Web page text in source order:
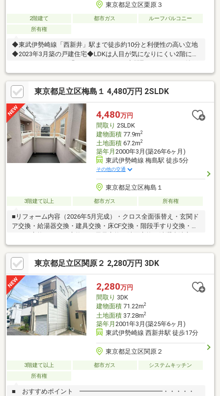
東京都足立区栗原３
2階建て 都市ガス
ルーフバルコニー
所有権
◆東武伊勢崎線「西新井」駅まで徒歩約10分と利便性の高い立地
◆2023年3月築の戸建住宅◆LDKは人目が気になりにくい2階に設
は居室としても利用できます◆全居室収納付きでお部屋もすっき
り、空間を有効に使えます◆お料理をしながらリビングが見渡せ
る対面キッチン◆LDKは約16.4帖と広々！ゆったりと過ごせる空
間です！◆空が広がるルーフバルコニーは、晴れた日には第二の
リビングとしても！◆南側が通路になっており、日当たり良好！
◆ちょっとしたお買い物に「ローソンストア100足立栗原店」ま
で徒歩約3分！
東京都足立区梅島１ 4,480万円 2SLDK
4,480万円
間取り 2SLDK
建物面積77.9m2
土地面積67.2m2
築年月 2000年3月(築26年6ヶ月)
東武伊勢崎線 梅島駅 徒歩5分
その他の交通
東京都足立区梅島１
3階建て以上 都市ガス 所有権
■リフォーム内容（2026年5月完成）・クロス全面張替え・玄関ド
ア交換・給湯器交換・建具交換・床CF交換・階段手すり交換・キ
換・リビング照明をダウンライトに変更
東京都足立区関原２ 2,280万円 3DK
2,280万円
間取り 3DK
建物面積71.22m2
土地面積37.28m2
築年月 2001年3月(築25年6ヶ月)
東武伊勢崎線 西新井駅 徒歩17分
東京都足立区関原２
3階建て以上 都市ガス
システムキッチン
所有権
■ おすすめポイント ━━━━━━━━━━━━━・・・・・